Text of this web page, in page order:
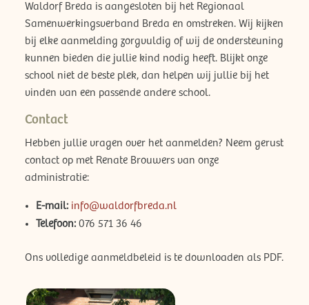
Waldorf Breda is aangesloten bij het Regionaal
Samenwerkingsverband Breda en omstreken. Wij kijken
bij elke aanmelding zorgvuldig of wij de ondersteuning
kunnen bieden die jullie kind nodig heeft. Blijkt onze
school niet de beste plek, dan helpen wij jullie bij het
vinden van een passende andere school.
Contact
Hebben jullie vragen over het aanmelden? Neem gerust
contact op met Renate Brouwers van onze
administratie:
E-mail: info@waldorfbreda.nl
Telefoon:076 571 36 46
Ons volledige aanmeldbeleid is te downloaden als PDF.